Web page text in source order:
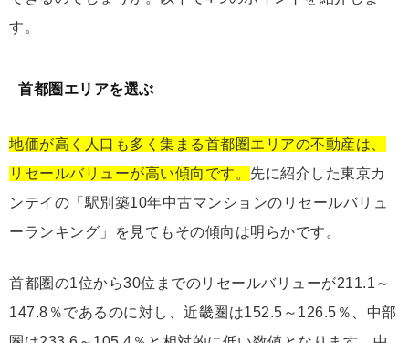
す。
首都圏エリアを選ぶ
地価が高く人口も多く集まる首都圏エリアの不動産は、
リセールバリューが高い傾向です。 先に紹介した東京カ
ンテイの「駅別築10年中古マンションのリセールバリュ
ーランキング」を見てもその傾向は明らかです。
首都圏の1位から30位までのリセールバリューが211.1～
147.8％であるのに対し、近畿圏は152.5～126.5％、中部